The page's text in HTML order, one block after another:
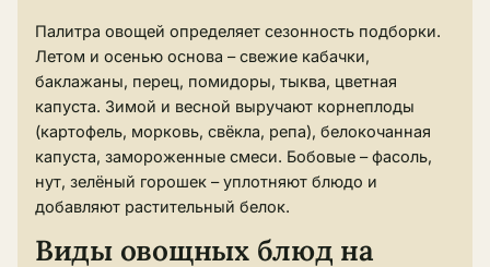
Палитра овощей определяет сезонность подборки.
Летом и осенью основа – свежие кабачки,
баклажаны, перец, помидоры, тыква, цветная
капуста. Зимой и весной выручают корнеплоды
(картофель, морковь, свёкла, репа), белокочанная
капуста, замороженные смеси. Бобовые – фасоль,
нут, зелёный горошек – уплотняют блюдо и
добавляют растительный белок.
Виды овощных блюд на